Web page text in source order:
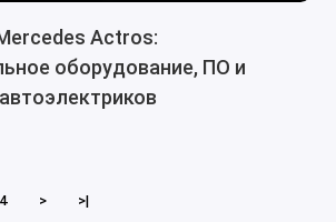
Actros:
оборудование, ПО и
4 > >|